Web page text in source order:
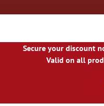
Secure your discount
Valid on all